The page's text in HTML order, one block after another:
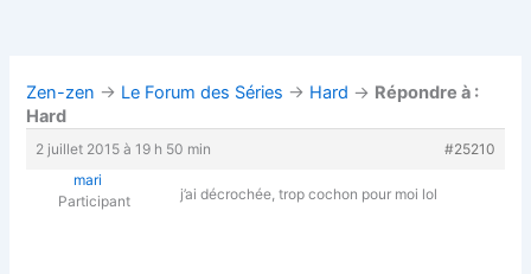
Zen-zen → Le Forum des Séries → Hard → Répondre à :
Hard
2 juillet 2015 à 19 h 50 min
#25210
mari
Participant
j’ai décrochée, trop cochon pour moi lol